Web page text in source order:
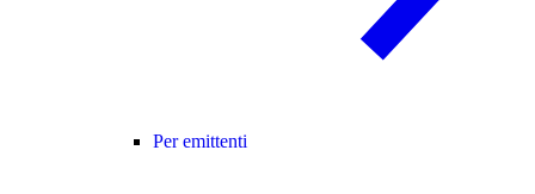
Per emittenti